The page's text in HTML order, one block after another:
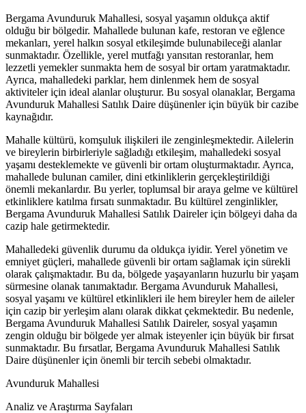
Bergama Avunduruk Mahallesi, sosyal yaşamın oldukça aktif
olduğu bir bölgedir. Mahallede bulunan kafe, restoran ve eğlence
mekanları, yerel halkın sosyal etkileşimde bulunabileceği alanlar
sunmaktadır. Özellikle, yerel mutfağı yansıtan restoranlar, hem
lezzetli yemekler sunmakta hem de sosyal bir ortam yaratmaktadır.
Ayrıca, mahalledeki parklar, hem dinlenmek hem de sosyal
aktiviteler için ideal alanlar oluşturur. Bu sosyal olanaklar, Bergama
Avunduruk Mahallesi Satılık Daire düşünenler için büyük bir cazibe
kaynağıdır.
Mahalle kültürü, komşuluk ilişkileri ile zenginleşmektedir. Ailelerin
ve bireylerin birbirleriyle sağladığı etkileşim, mahalledeki sosyal
yaşamı desteklemekte ve güvenli bir ortam oluşturmaktadır. Ayrıca,
mahallede bulunan camiler, dini etkinliklerin gerçekleştirildiği
önemli mekanlardır. Bu yerler, toplumsal bir araya gelme ve kültürel
etkinliklere katılma fırsatı sunmaktadır. Bu kültürel zenginlikler,
Bergama Avunduruk Mahallesi Satılık Daireler için bölgeyi daha da
cazip hale getirmektedir.
Mahalledeki güvenlik durumu da oldukça iyidir. Yerel yönetim ve
emniyet güçleri, mahallede güvenli bir ortam sağlamak için sürekli
olarak çalışmaktadır. Bu da, bölgede yaşayanların huzurlu bir yaşam
sürmesine olanak tanımaktadır. Bergama Avunduruk Mahallesi,
sosyal yaşamı ve kültürel etkinlikleri ile hem bireyler hem de aileler
için cazip bir yerleşim alanı olarak dikkat çekmektedir. Bu nedenle,
Bergama Avunduruk Mahallesi Satılık Daireler, sosyal yaşamın
zengin olduğu bir bölgede yer almak isteyenler için büyük bir fırsat
sunmaktadır. Bu fırsatlar, Bergama Avunduruk Mahallesi Satılık
Daire düşünenler için önemli bir tercih sebebi olmaktadır.
Avunduruk Mahallesi
Analiz ve Araştırma Sayfaları